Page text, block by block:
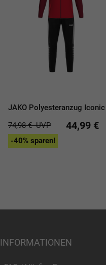
JAKO Polyesteranzug Iconic
74,98 €UVP 44,99 €
-40% sparen!
INFORMATIONEN